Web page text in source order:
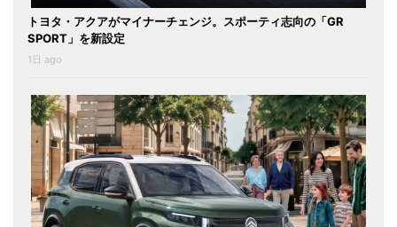
トヨタ・アクアがマイナーチェンジ。スポーティ志向の「GR
SPORT」を新設定
1日 ago